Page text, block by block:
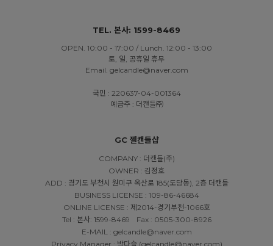
TEL. 본사: 1599-8469
OPEN. 10:00 - 17:00 / Lunch. 12:00 - 13:00
토, 일, 공휴일 휴무
Email. gelcandle@naver.com
국민 : 220637-04-001364
예금주 : 더캔들㈜
GC 젤캔들샵
COMPANY : 더캔들(주)
OWNER : 김정호
ADD : 경기도 부천시 원미구 옥산로 185(도당동), 2층 더캔들
BUSINESS LICENSE : 109-86-46684
ONLINE LICENSE : 제2014-경기부천-1066호
Tel : 본사: 1599-8469
Fax : 0505-300-8926
E-MAIL : gelcandle@naver.com
Privacy Manager : 박다슬 (gelcandle@naver.com)